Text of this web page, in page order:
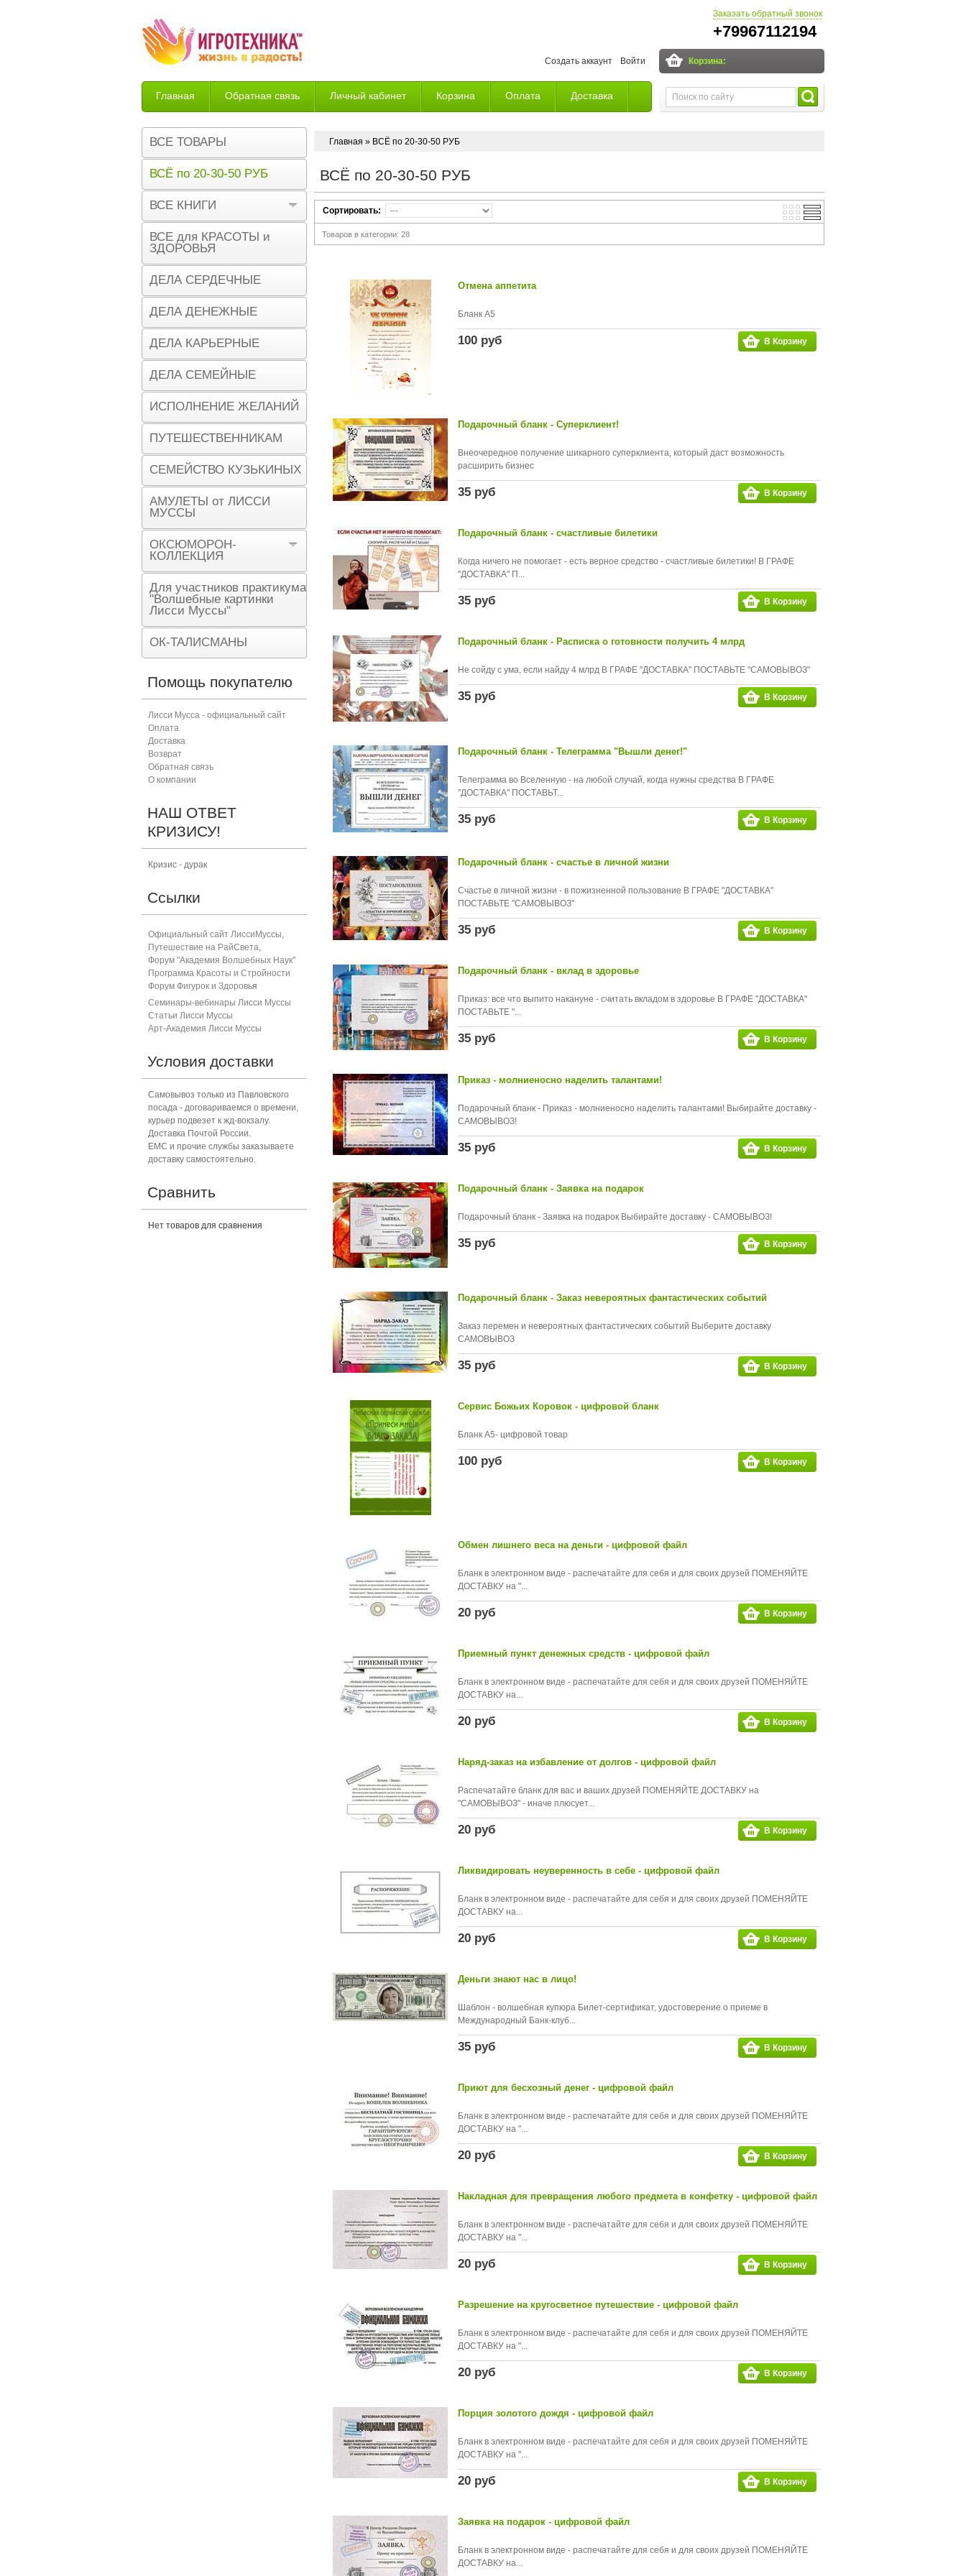
Заказать обратный звонок
+79967112194
Создать аккаунт Войти
Главная Обратная связь Личный кабинет Корзина Оплата Доставка
Возврат
Корзина:
Главная » ВСЁ по 20-30-50 РУБ
ВСЁ по 20-30-50 РУБ
Сортировать:
Товаров в категории: 28
Отмена аппетита
Бланк А5
100 руб В Корзину
Подарочный бланк - Суперклиент!
Внеочередное получение шикарного суперклиента, который даст возможность
расширить бизнес
35 руб В Корзину
Подарочный бланк - счастливые билетики
Когда ничего не помогает - есть верное средство - счастливые билетики! В ГРАФЕ
"ДОСТАВКА" П...
35 руб В Корзину
Подарочный бланк - Расписка о готовности получить 4 млрд
Не сойду с ума, если найду 4 млрд В ГРАФЕ "ДОСТАВКА" ПОСТАВЬТЕ "САМОВЫВОЗ"
35 руб В Корзину
Подарочный бланк - Телеграмма "Вышли денег!"
Телеграмма во Вселенную - на любой случай, когда нужны средства В ГРАФЕ
"ДОСТАВКА" ПОСТАВЬТ...
35 руб В Корзину
Подарочный бланк - счастье в личной жизни
Счастье в личной жизни - в пожизненной пользование В ГРАФЕ "ДОСТАВКА"
ПОСТАВЬТЕ "САМОВЫВОЗ"
35 руб В Корзину
Подарочный бланк - вклад в здоровье
Приказ: все что выпито накануне - считать вкладом в здоровье В ГРАФЕ "ДОСТАВКА"
ПОСТАВЬТЕ "...
35 руб В Корзину
Приказ - молниеносно наделить талантами!
Подарочный бланк - Приказ - молниеносно наделить талантами! Выбирайте доставку -
САМОВЫВОЗ!
35 руб В Корзину
Подарочный бланк - Заявка на подарок
Подарочный бланк - Заявка на подарок Выбирайте доставку - САМОВЫВОЗ!
35 руб В Корзину
Подарочный бланк - Заказ невероятных фантастических событий
Заказ перемен и невероятных фантастических событий Выберите доставку
САМОВЫВОЗ
35 руб В Корзину
Сервис Божьих Коровок - цифровой бланк
Бланк А5- цифровой товар
100 руб В Корзину
Обмен лишнего веса на деньги - цифровой файл
Бланк в электронном виде - распечатайте для себя и для своих друзей ПОМЕНЯЙТЕ
ДОСТАВКУ на "...
20 руб В Корзину
Приемный пункт денежных средств - цифровой файл
Бланк в электронном виде - распечатайте для себя и для своих друзей ПОМЕНЯЙТЕ
ДОСТАВКУ на...
20 руб В Корзину
Наряд-заказ на избавление от долгов - цифровой файл
Распечатайте бланк для вас и ваших друзей ПОМЕНЯЙТЕ ДОСТАВКУ на
"САМОВЫВОЗ" - иначе плюсует...
20 руб В Корзину
Ликвидировать неуверенность в себе - цифровой файл
Бланк в электронном виде - распечатайте для себя и для своих друзей ПОМЕНЯЙТЕ
ДОСТАВКУ на...
20 руб В Корзину
Деньги знают нас в лицо!
Шаблон - волшебная купюра Билет-сертификат, удостоверение о приеме в
Международный Банк-клуб...
35 руб В Корзину
Приют для бесхозный денег - цифровой файл
Бланк в электронном виде - распечатайте для себя и для своих друзей ПОМЕНЯЙТЕ
ДОСТАВКУ на "...
20 руб В Корзину
Накладная для превращения любого предмета в конфетку - цифровой файл
Бланк в электронном виде - распечатайте для себя и для своих друзей ПОМЕНЯЙТЕ
ДОСТАВКУ на "...
20 руб В Корзину
Разрешение на кругосветное путешествие - цифровой файл
Бланк в электронном виде - распечатайте для себя и для своих друзей ПОМЕНЯЙТЕ
ДОСТАВКУ на "...
20 руб В Корзину
Порция золотого дождя - цифровой файл
Бланк в электронном виде - распечатайте для себя и для своих друзей ПОМЕНЯЙТЕ
ДОСТАВКУ на "...
20 руб В Корзину
Заявка на подарок - цифровой файл
Бланк в электронном виде - распечатайте для себя и для своих друзей ПОМЕНЯЙТЕ
ДОСТАВКУ на...
ВСЕ ТОВАРЫ
ВСЁ по 20-30-50 РУБ
ВСЕ КНИГИ
ВСЕ для КРАСОТЫ и
ЗДОРОВЬЯ
ДЕЛА СЕРДЕЧНЫЕ
ДЕЛА ДЕНЕЖНЫЕ
ДЕЛА КАРЬЕРНЫЕ
ДЕЛА СЕМЕЙНЫЕ
ИСПОЛНЕНИЕ ЖЕЛАНИЙ
ПУТЕШЕСТВЕННИКАМ
СЕМЕЙСТВО КУЗЬКИНЫХ
АМУЛЕТЫ от ЛИССИ
МУССЫ
ОКСЮМОРОН-
КОЛЛЕКЦИЯ
Для участников практикума
"Волшебные картинки
Лисси Муссы"
ОК-ТАЛИСМАНЫ
Помощь покупателю
Лисси Мусса - официальный сайт
Оплата
Доставка
Возврат
Обратная связь
О компании
НАШ ОТВЕТ
КРИЗИСУ!
Кризис - дурак
Ссылки
Официальный сайт ЛиссиМуссы,
Путешествие на РайСвета,
Форум "Академия Волшебных Наук"
Программа Красоты и Стройности
Форум Фигурок и Здоровья
Семинары-вебинары Лисси Муссы
Статьи Лисси Муссы
Арт-Академия Лисси Муссы
Условия доставки
Самовывоз только из Павловского
посада - договариваемся о времени,
курьер подвезет к жд-вокзалу.
Доставка Почтой России.
ЕМС и прочие службы заказываете
доставку самостоятельно.
Сравнить
Нет товаров для сравнения